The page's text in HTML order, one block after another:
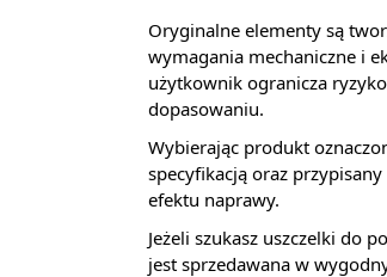
Oryginalne elementy są
wymagania mechaniczne i
użytkownik ogranicza
dopasowaniu.
Wybierając produkt
specyfikacją oraz
efektu naprawy.
Jeżeli szukasz uszczelki do
jest sprzedawana w